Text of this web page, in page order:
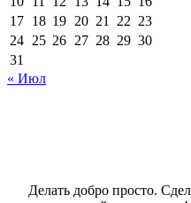
17 18 19 20 21 22 23
24 25 26 27 28 29 30
31
« Июл
Делать добро просто.